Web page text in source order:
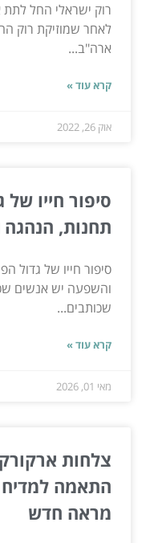
רוק ישראלי החל לתת
לאחר שמוזיקת רוק
ארה"ב...
קרא עוד »
אוק 26, 2022
סיפור חייו של
תחנות,
סיפור חייו של גדול
והשפעה יש אנשים
שכותבים...
קרא עוד »
מאי 01, 2026
צלחות
התאמה למדיח
מראה חדש